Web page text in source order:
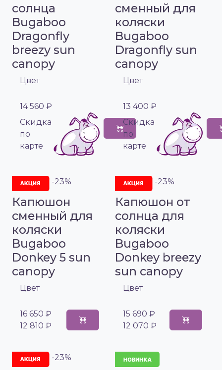
солнца
Bugaboo
Dragonfly
breezy sun
canopy
Цвет
14 560 ₽
Cкидка
по
карте
сменный для
коляски
Bugaboo
Dragonfly sun
canopy
Цвет
13 400 ₽
Cкидка
по
карте
-23%
Капюшон
сменный для
коляски
Bugaboo
Donkey 5 sun
canopy
Цвет
16 650 ₽
12 810 ₽
-23%
Капюшон от
солнца для
коляски
Bugaboo
Donkey breezy
sun canopy
Цвет
15 690 ₽
12 070 ₽
-23%